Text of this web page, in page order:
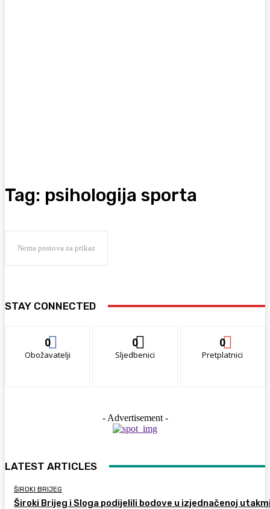
Tag: psihologija sporta
Nema postova za prikaz
STAY CONNECTED
0
Obožavatelji
0
Sljedbenici
0
Pretplatnici
- Advertisement -
LATEST ARTICLES
ŠIROKI BRIJEG
Široki Brijeg i Sloga podijelili bodove u izjednačenoj